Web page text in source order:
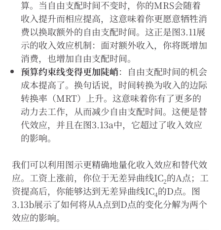
算。当自由支配时间不变时，你的MRS会随着
收入提升而相应提高，这意味着你更愿意牺牲消
费以换取额外的自由支配时间。这正是图3.11展
示的收入效应机制：面对额外收入，你将既增加
消费，也增加自由支配时间。
预算约束线变得更加陡峭：自由支配时间的机会
成本提高了。换句话说，时间转换为收入的边际
转换率（MRT）上升。这意味着你有了更多的
动力去工作，从而减少自由支配时间。这便是替
代效应，并且在图3.13a中，它超过了收入效应
的影响。
我们可以利用图示更精确地量化收入效应和替代效
应。工资上涨前，你位于无差异曲线IC2的A点；工
资提高后，你能够达到无差异曲线IC4的D点。图
3.13b展示了如何将从A点到D点的变化分解为两个
效应的影响。